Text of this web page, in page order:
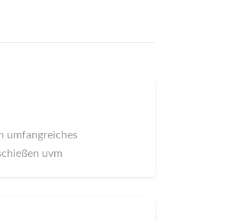
umfangreiches
uvm